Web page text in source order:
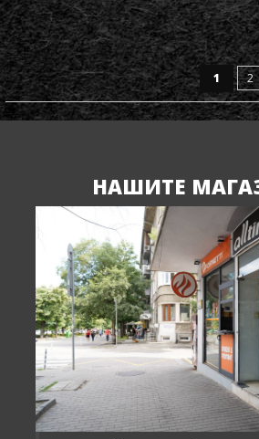
Страница
В
четете
1 2
НАШИТЕ